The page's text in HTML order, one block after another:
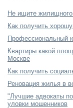
Не ищите
Как получить
Профессиональный
Квартиры какой
Москве
Как получить
Реновация жилья в
"Лучшие адвокаты
уловки мошенников